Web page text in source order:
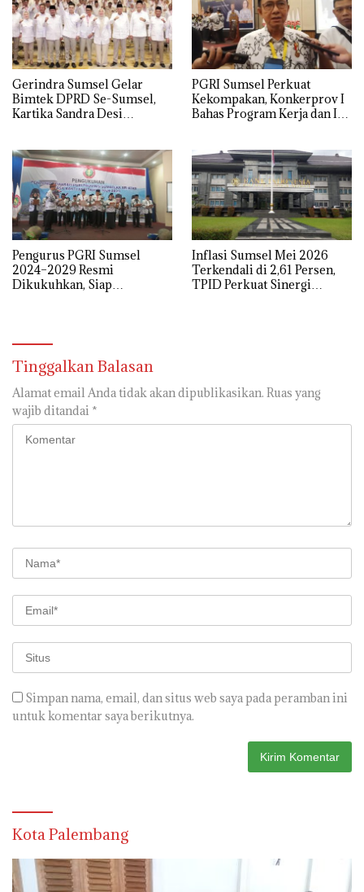
Gerindra Sumsel Gelar
Bimtek DPRD Se-Sumsel,
Kartika Sandra Desi
PGRI Sumsel Perkuat
Kekompakan, Konkerprov I
Bahas Program Kerja dan Isu
Pengurus PGRI Sumsel
2024–2029 Resmi
Dikukuhkan, Siap
Inflasi Sumsel Mei 2026
Terkendali di 2,61 Persen,
TPID Perkuat Sinergi
Tinggalkan Balasan
Alamat email Anda tidak akan dipublikasikan. Ruas yang
wajib ditandai *
Simpan nama, email, dan situs web saya pada peramban ini
untuk komentar saya berikutnya.
Kota Palembang